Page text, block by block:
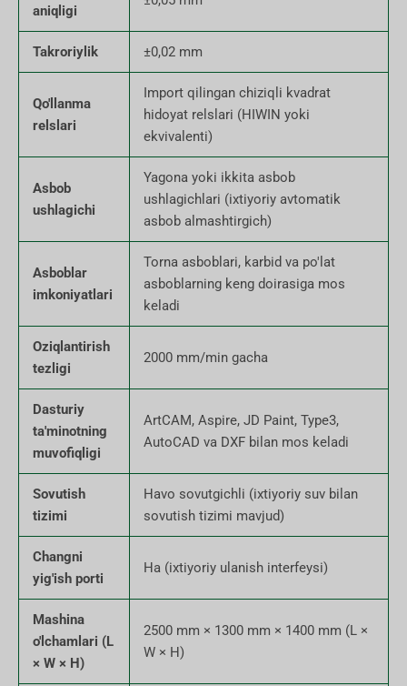
aniqligi
Takroriylik ±0,02 mm
Qo'llanma
relslari
Import qilingan chiziqli kvadrat
hidoyat relslari (HIWIN yoki
ekvivalenti)
Asbob
ushlagichi
Yagona yoki ikkita asbob
ushlagichlari (ixtiyoriy avtomatik
asbob almashtirgich)
Asboblar
imkoniyatlari
Torna asboblari, karbid va po'lat
asboblarning keng doirasiga mos
keladi
Oziqlantirish
tezligi
2000 mm/min gacha
Dasturiy
ta'minotning
muvofiqligi
ArtCAM, Aspire, JD Paint, Type3,
AutoCAD va DXF bilan mos keladi
Sovutish
tizimi
Havo sovutgichli (ixtiyoriy suv bilan
sovutish tizimi mavjud)
Changni
yig'ish porti
Ha (ixtiyoriy ulanish interfeysi)
Mashina
o'lchamlari (L
× W × H)
2500 mm × 1300 mm × 1400 mm (L ×
W × H)